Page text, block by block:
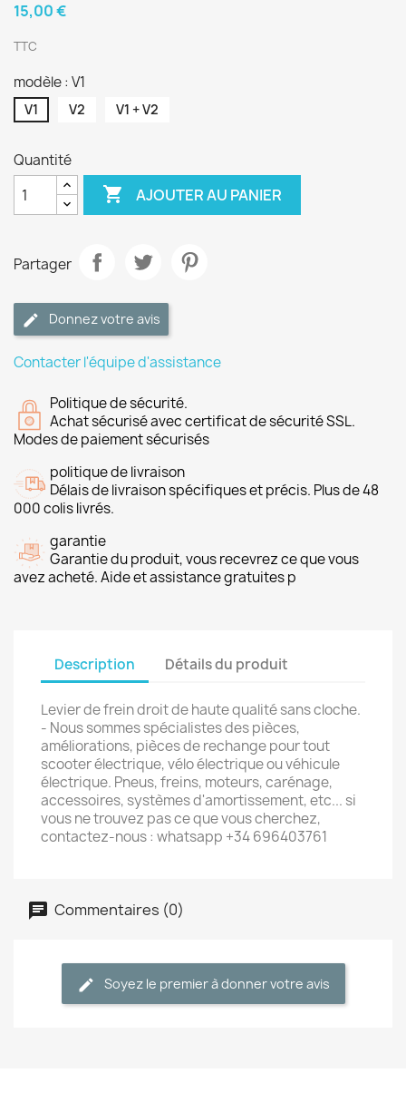
15,00 €
TTC
modèle : V1
V1 V2 V1 + V2
Quantité
 AJOUTER AU PANIER
Partager
Donnez votre avis
Contacter l'équipe d'assistance
Politique de sécurité.
Achat sécurisé avec certificat de sécurité SSL.
Modes de paiement sécurisés
politique de livraison
Délais de livraison spécifiques et précis. Plus de 48
000 colis livrés.
garantie
Garantie du produit, vous recevrez ce que vous
avez acheté. Aide et assistance gratuites p
Description Détails du produit
Levier de frein droit de haute qualité sans cloche.
- Nous sommes spécialistes des pièces,
améliorations, pièces de rechange pour tout
scooter électrique, vélo électrique ou véhicule
électrique. Pneus, freins, moteurs, carénage,
accessoires, systèmes d'amortissement, etc... si
vous ne trouvez pas ce que vous cherchez,
contactez-nous : whatsapp +34 696403761
Commentaires (0)
Soyez le premier à donner votre avis